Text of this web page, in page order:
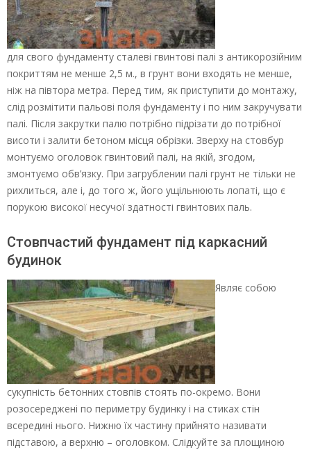
для свого фундаменту сталеві гвинтові палі з антикорозійним
покриттям не менше 2,5 м., в грунт вони входять не менше,
ніж на півтора метра. Перед тим, як приступити до монтажу,
слід розмітити пальові поля фундаменту і по ним закручувати
палі. Після закрутки палю потрібно підрізати до потрібної
висоти і залити бетоном місця обрізки. Зверху на стовбур
монтуємо оголовок гвинтовий палі, на якій, згодом,
змонтуємо обв’язку. При загрублении палі грунт не тільки не
рихлиться, але і, до того ж, його ущільнюють лопаті, що є
порукою високої несучої здатності гвинтових паль.
Стовпчастий фундамент під каркасний
будинок
Являє собою
сукупність бетонних стовпів стоять по-окремо. Вони
розосереджені по периметру будинку і на стиках стін
всередині нього. Нижню їх частину прийнято називати
підставою, а верхню – оголовком. Слідкуйте за площиною